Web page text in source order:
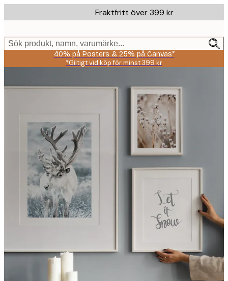
to
content.
Fraktfritt över 399 kr
Sök produkt, namn, varumärke...
40% på Posters & 25% på Canvas*
*Giltigt vid köp för minst 399 kr